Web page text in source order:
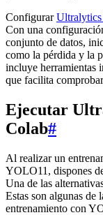
Configurar
Con una
conjunto de datos,
como la pérdida y la
incluye herramientas
que facilita
Ejecutar
Colab#
Al realizar un
YOLO11, dispones
Una de las
Estas son algunas de
entrenamiento con